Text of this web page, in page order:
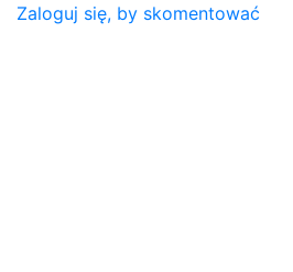
Zaloguj się, by skomentować